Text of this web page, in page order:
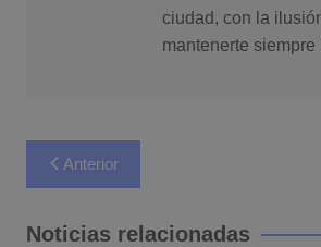
ciudad, con la
mantenerte
Navegación
de
entradas
Anterior
Noticias relacionadas